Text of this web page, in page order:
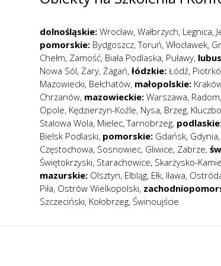
dolnośląskie: Wrocław, Wałbrzych, Legnica,
pomorskie: Bydgoszcz,Toruń, Włocławek,
Chełm, Zamość, Biała Podlaska, Puławy,
Nowa Sól, Żary, Żagań, łódzkie: Łódź,
Mazowiecki, Bełchatów, małopolskie:
Chrzanów, mazowieckie: Warszawa, Radom,
Opole, Kędzierzyn-Koźle, Nysa, Brzeg,
Stalowa Wola, Mielec,Tarnobrzeg,
Bielsk Podlaski, pomorskie: Gdańsk, Gdynia,
Częstochowa, Sosnowiec, Gliwice, Zabrze,
Świętokrzyski, Starachowice, Skarżysko-
mazurskie: Olsztyn, Elbląg, Ełk, Iława,
Piła, Ostrów Wielkopolski,
Szczeciński, Kołobrzeg, Świnoujście